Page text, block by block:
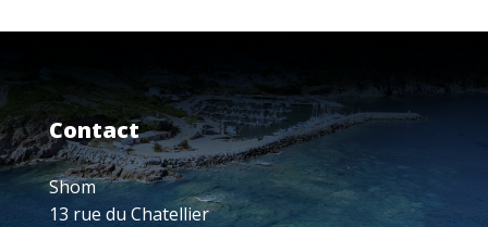
Contact
Shom
13 rue du Chatellier